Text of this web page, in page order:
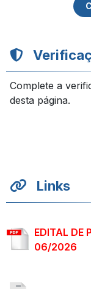
Complete a
desta página.
Links
EDITAL DE
06/2026